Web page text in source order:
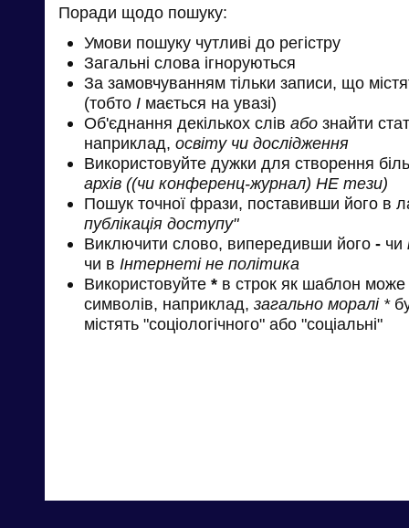
Поради щодо пошуку:
Умови пошуку чутливі до регістру
Загальні слова ігноруються
За замовчуванням тільки записи, що
(тобто І мається на увазі)
Об'єднання декількох слів або знайти
наприклад, освіту чи дослідження
Використовуйте дужки для створення
архів ((чи конференц-журнал) НЕ тези)
Пошук точної фрази, поставивши його в
публікація доступу"
Виключити слово, випередивши його - чи
чи в Інтернеті не політика
Використовуйте * в строк як шаблон може
символів, наприклад, загально моралі *
містять "соціологічного" або "соціальні"